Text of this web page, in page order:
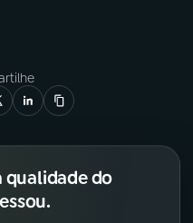
qualidade do